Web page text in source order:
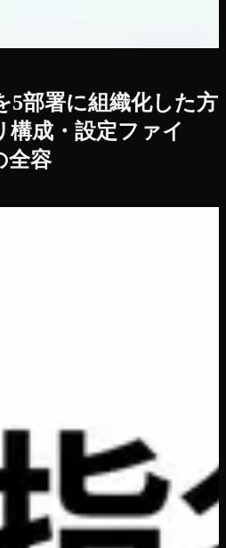
5部署に組織化した方
成・設定ファイ
全容